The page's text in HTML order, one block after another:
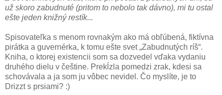
už skoro zabudnuté (pritom to nebolo tak dávno), mi tu ostal
ešte jeden knižný restík...
Spisovateľka s menom rovnakým ako má obľúbená, fiktívna
pirátka a guvernérka, k tomu ešte svet „Zabudnutých ríš“.
Kniha, o ktorej existencii som sa dozvedel vďaka vydaniu
druhého dielu v češtine. Prekĺzla pomedzi zrak, kdesi sa
schovávala a ja som ju vôbec nevidel. Čo myslíte, je to
Drizzt s prsiami? :)